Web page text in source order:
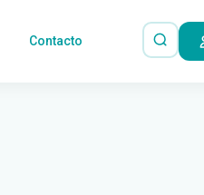
Contacto